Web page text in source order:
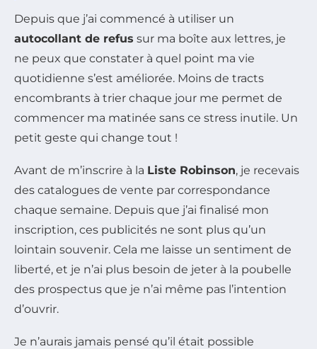
Depuis que j’ai commencé à utiliser un
autocollant de refus sur ma boîte aux lettres, je
ne peux que constater à quel point ma vie
quotidienne s’est améliorée. Moins de tracts
encombrants à trier chaque jour me permet de
commencer ma matinée sans ce stress inutile. Un
petit geste qui change tout !
Avant de m’inscrire à la Liste Robinson, je recevais
des catalogues de vente par correspondance
chaque semaine. Depuis que j’ai finalisé mon
inscription, ces publicités ne sont plus qu’un
lointain souvenir. Cela me laisse un sentiment de
liberté, et je n’ai plus besoin de jeter à la poubelle
des prospectus que je n’ai même pas l’intention
d’ouvrir.
Je n’aurais jamais pensé qu’il était possible